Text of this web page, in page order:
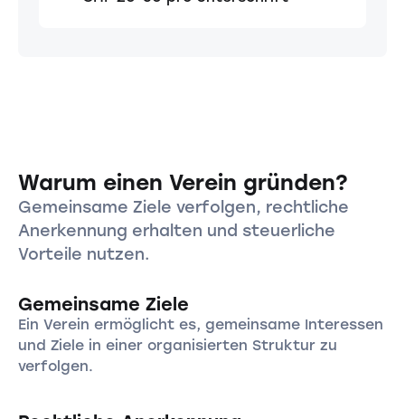
Warum einen Verein gründen?
Gemeinsame Ziele verfolgen, rechtliche
Anerkennung erhalten und steuerliche
Vorteile nutzen.
Gemeinsame Ziele
Ein Verein ermöglicht es, gemeinsame Interessen
und Ziele in einer organisierten Struktur zu
verfolgen.